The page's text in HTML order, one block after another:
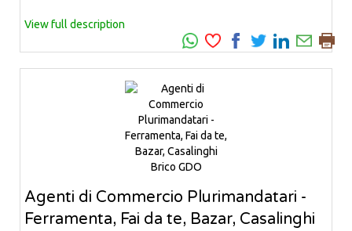
View full description
Agenti di Commercio Plurimandatari -
Ferramenta, Fai da te, Bazar, Casalinghi